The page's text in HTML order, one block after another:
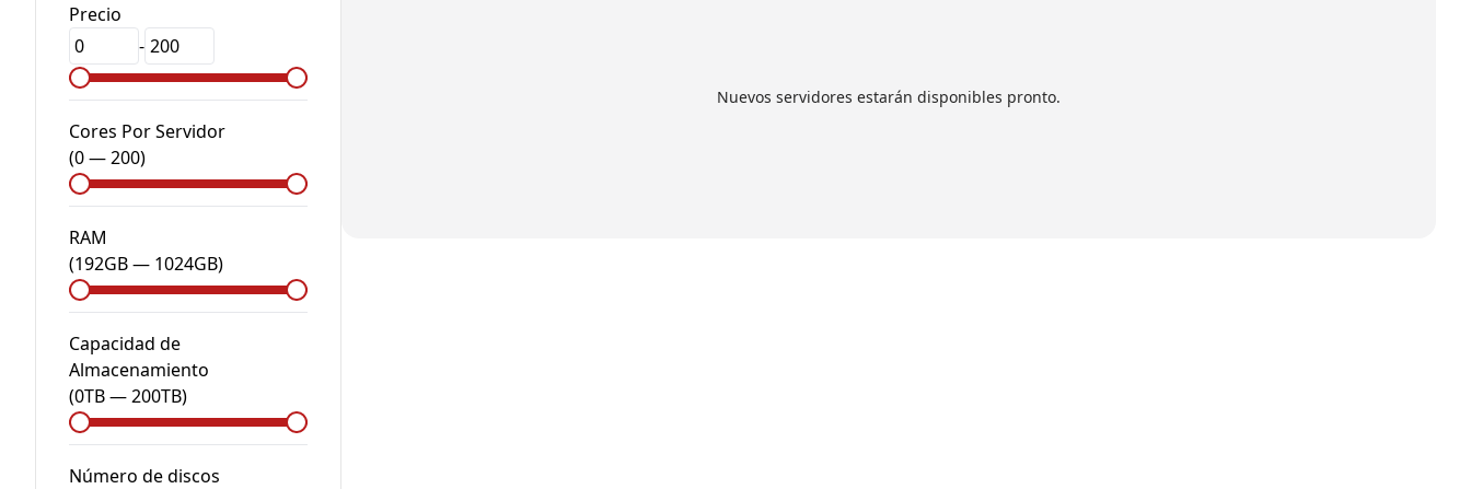
Precio
-
Cores Por Servidor
(0—200)
RAM
(192GB— 1024GB)
Capacidad de
Almacenamiento
(0TB—200TB)
Número de discos
Nuevos servidores estarán disponibles pronto.